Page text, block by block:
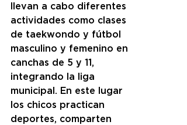
llevan a cabo diferentes
actividades como clases
de taekwondo y fútbol
masculino y femenino en
canchas de 5 y 11,
integrando la liga
municipal. En este lugar
los chicos practican
deportes, comparten